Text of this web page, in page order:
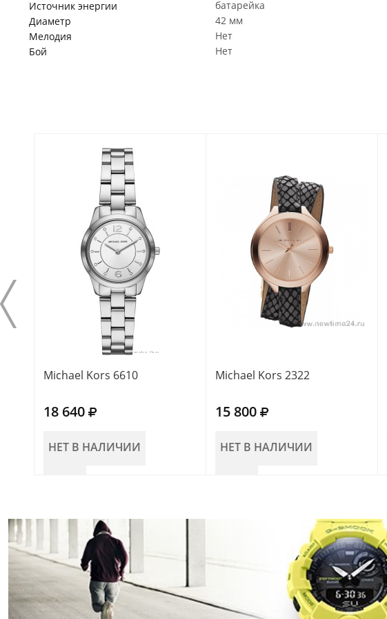
Источник энергии
батарейка
Диаметр
42 мм
Мелодия
Нет
Бой
Нет
Michael Kors 6610
18 640
НЕТ В НАЛИЧИИ
Michael Kors 2322
15 800
НЕТ В НАЛИЧИИ